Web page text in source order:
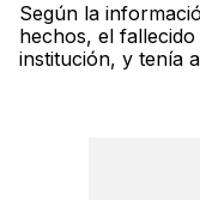
Según la
hechos, el
institución, y tenía